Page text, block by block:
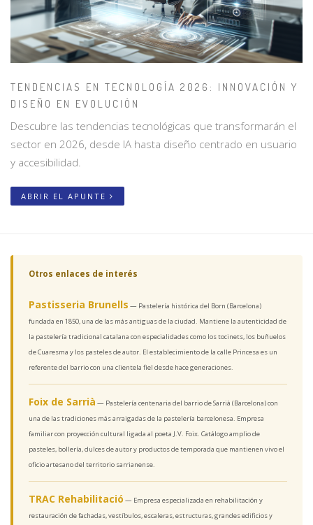
TENDENCIAS EN TECNOLOGÍA 2026: INNOVACIÓN Y
DISEÑO EN EVOLUCIÓN
Descubre las tendencias tecnológicas que transformarán el
sector en 2026, desde IA hasta diseño centrado en usuario
y accesibilidad.
ABRIR EL APUNTE
Otros enlaces de interés
Pastisseria Brunells — Pastelería histórica del Born (Barcelona)
fundada en 1850, una de las más antiguas de la ciudad. Mantiene la autenticidad de
la pastelería tradicional catalana con especialidades como los tocinets, los buñuelos
de Cuaresma y los pasteles de autor. El establecimiento de la calle Princesa es un
referente del barrio con una clientela fiel desde hace generaciones.
Foix de Sarrià — Pastelería centenaria del barrio de Sarrià (Barcelona) con
una de las tradiciones más arraigadas de la pastelería barcelonesa. Empresa
familiar con proyección cultural ligada al poeta J.V. Foix. Catálogo amplio de
pasteles, bollería, dulces de autor y productos de temporada que mantienen vivo el
oficio artesano del territorio sarrianense.
TRAC Rehabilitació — Empresa especializada en rehabilitación y
restauración de fachadas, vestíbulos, escaleras, estructuras, grandes edificios y